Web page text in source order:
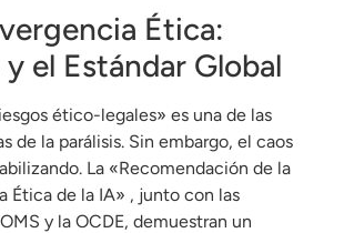
Ética:
el Estándar Global
ético-legales» es una de las
de la parálisis. Sin embargo, el caos
La «Recomendación de la
Ética de la IA» , junto con las
y la OCDE, demuestran un